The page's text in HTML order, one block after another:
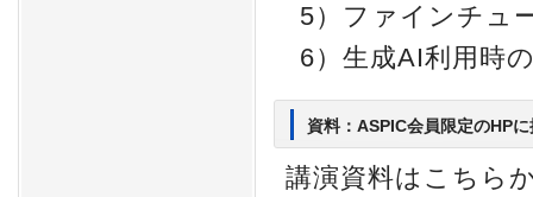
5）ファインチュ
6）生成AI利用時
資料：ASPIC会員限定のHP
講演資料はこちら